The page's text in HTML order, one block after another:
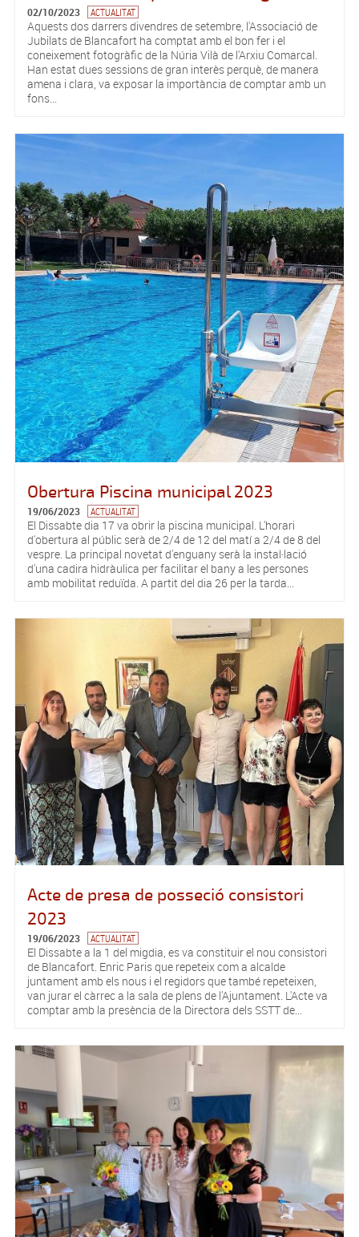
02/10/2023 ACTUALITAT
Aquests dos darrers divendres de setembre, l'Associació de
Jubilats de Blancafort ha comptat amb el bon fer i el
coneixement fotogràfic de la Núria Vilà de l'Arxiu Comarcal.
Han estat dues sessions de gran interès perquè, de manera
amena i clara, va exposar la importància de comptar amb un
fons...
Obertura Piscina municipal 2023
19/06/2023 ACTUALITAT
El Dissabte dia 17 va obrir la piscina municipal. L'horari
d'obertura al públic serà de 2/4 de 12 del matí a 2/4 de 8 del
vespre. La principal novetat d'enguany serà la instal·lació
d'una cadira hidràulica per facilitar el bany a les persones
amb mobilitat reduïda. A partit del dia 26 per la tarda...
Acte de presa de posseció consistori
2023
19/06/2023 ACTUALITAT
El Dissabte a la 1 del migdia, es va constituir el nou consistori
de Blancafort. Enric Paris que repeteix com a alcalde
juntament amb els nous i el regidors que també repeteixen,
van jurar el càrrec a la sala de plens de l'Ajuntament. L'Acte va
comptar amb la presència de la Directora dels SSTT de...